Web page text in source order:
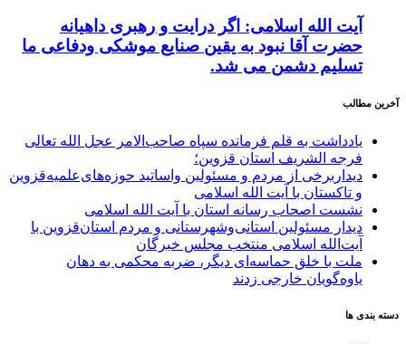
آیت الله اسلامی: اگر درایت و رهبری داهیانه
حضرت آقا نبود به یقین صنایع موشکی ودفاعی ما
تسلیم دشمن می شد.
آخرین مطالب
یادداشت به قلم فرمانده سپاه صاحب‌الامر عجل الله تعالی
فرجه الشریف استان قزوین؛
دیداربرخی از مردم و مسئولین واساتید حوزه‌های‌علمیه‌قزوین
و تاکستان با آیت الله اسلامی
نشست اصحاب رسانه استان با آیت الله اسلامی
دیدار مسئولین استانی‌وشهرستانی و مردم‌ استان‌قزوین با
آیت‌الله‌ اسلامی منتخب مجلس‌ خبرگان
ملت با خلق حماسه‌ای دیگر، ضربه محکمی به دهان
یاوه‌گویان خارجی زدند
دسته بندی ها